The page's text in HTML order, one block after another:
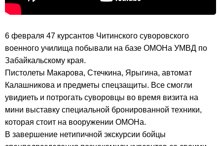
6 февраля 47 курсантов Читинского суворовского
военного училища побывали на базе ОМОНа УМВД по
Забайкальскому края.
Пистолеты Макарова, Стечкина, Ярыгина, автомат
Калашникова и предметы спецзащиты. Все смогли
увидиеть и потрогать суворовцы во время визита на
мини выставку специальной бронированной техники,
которая стоит на вооружении ОМОНа.
В завершение нетипичной экскурсии бойцы